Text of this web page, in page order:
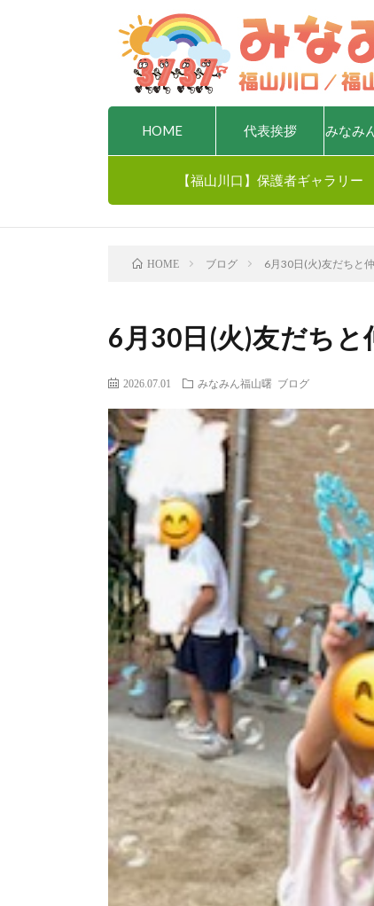
HOME 代表挨拶 みなみ
【福山川口】保護者ギャラリー
HOME ブログ 6月30日(火)友だちと
6月30日(火)友だちと
2026.07.01 みなみん福山曙 ブログ